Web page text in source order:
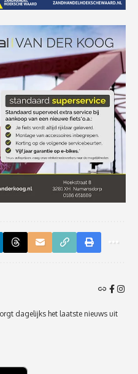
dagelijks het laatste nieuws uit